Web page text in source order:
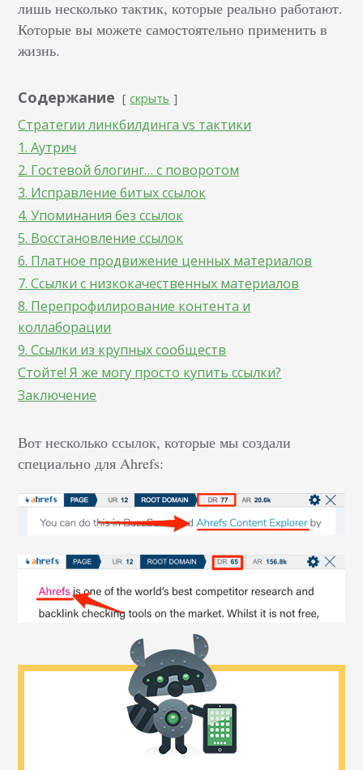
лишь несколько тактик, которые реально работают.
Которые вы можете самостоятельно применить в
жизнь.
Содержание скрыть
Стратегии линкбилдинга vs тактики
1. Аутрич
2. Гостевой блогинг… с поворотом
3. Исправление битых ссылок
4. Упоминания без ссылок
5. Восстановление ссылок
6. Платное продвижение ценных материалов
7. Ссылки с низкокачественных материалов
8. Перепрофилирование контента и
коллаборации
9. Ссылки из крупных сообществ
Стойте! Я же могу просто купить ссылки?
Заключение
Вот несколько ссылок, которые мы создали
специально для Ahrefs: